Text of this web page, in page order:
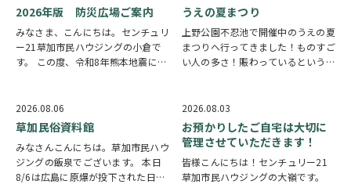
2026年版 防災広場ご案内
みなさま、こんにちは。センチュリ
ー21草加市民ハウジングの小倉で
す。 この度、令和8年熊本地震によ
多い国です。草加市においても、他
人事ではなく、日頃から少しでも、
防災意識を高め…
うえの夏まつり
上野公園不忍池で開催中のうえの夏
まつりへ行ってきました！ものすご
い人の多さ！賑わっているという言
多く皆さん思い思いに夏祭りを楽し
んでいる様子がとても印象的でした
会場にはたく…
2026.08.06
草加民俗資料館
みなさんこんにちは。草加市民ハウ
ジングの飯泉でございます。 本日
8/6は広島に原爆が投下された日に
2026.08.03
お預かりしたご自宅は大切に
管理させていただきます！
皆様こんにちは！センチュリー21
草加市民ハウジングの大嶺です。